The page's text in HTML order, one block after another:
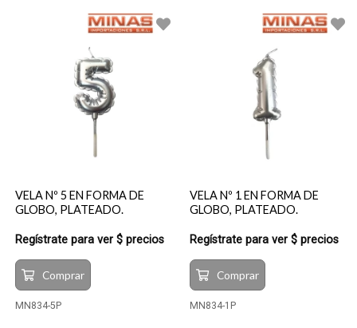
VELA Nº 5 EN FORMA DE
GLOBO, PLATEADO.
Regístrate para ver $ precios
Comprar
MN834-5P
VELA Nº 1 EN FORMA DE
GLOBO, PLATEADO.
Regístrate para ver $ precios
Comprar
MN834-1P